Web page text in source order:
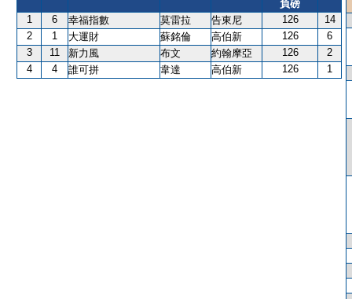
負磅
1 6 幸福指數 莫雷拉 告東尼 126
14
2
1 大運財 蘇銘倫 高伯新 126
6
3
11 新力風 布文 約翰摩亞 126
2
4
4 誰可拼 韋達 高伯新 126 1